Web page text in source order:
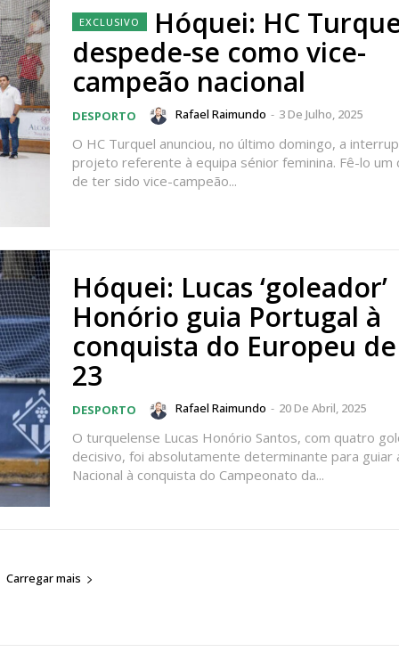
plano
Hóquei: HC
despede-se como vice-
campeão nacional
DESPORTO Rafael Raimundo - 3 De Julho, 2025
O HC Turquel anunciou, no último domingo, a
projeto referente à equipa sénior feminina. Fê-lo um
de ter sido vice-campeão...
Hóquei: Lucas ‘goleador’
Honório guia Portugal à
conquista do Europeu
23
DESPORTO Rafael Raimundo - 20 De Abril, 2025
O turquelense Lucas Honório Santos, com quatro
decisivo, foi absolutamente determinante para guiar
Nacional à conquista do Campeonato da...
Carregar mais